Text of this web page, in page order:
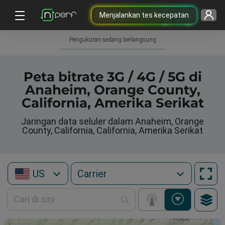
Menjalankan tes kecepatan
Pengukuran sedang berlangsung
Peta bitrate 3G / 4G / 5G di
Anaheim, Orange County,
California, Amerika Serikat
Jaringan data seluler dalam Anaheim, Orange
County, California, California, Amerika Serikat
US